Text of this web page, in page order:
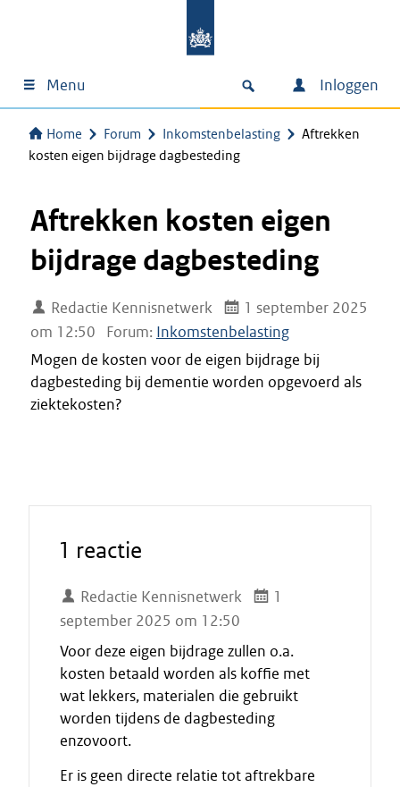
Menu Inloggen
Home Forum Inkomstenbelasting
Aftrekken
kosten eigen bijdrage dagbesteding
Aftrekken kosten eigen
bijdrage dagbesteding
Redactie Kennisnetwerk
1 september 2025
om 12:50
Forum: Inkomstenbelasting
Mogen de kosten voor de eigen bijdrage bij
dagbesteding bij dementie worden opgevoerd als
ziektekosten?
1 reactie
Redactie Kennisnetwerk
1
september 2025 om 12:50
Voor deze eigen bijdrage zullen o.a.
kosten betaald worden als koffie met
wat lekkers, materialen die gebruikt
worden tijdens de dagbesteding
enzovoort.
Er is geen directe relatie tot aftrekbare